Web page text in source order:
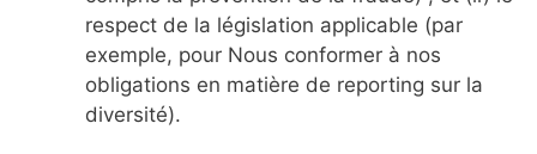
respect de la législation applicable (par
exemple, pour Nous conformer à nos
obligations en matière de reporting sur la
diversité).